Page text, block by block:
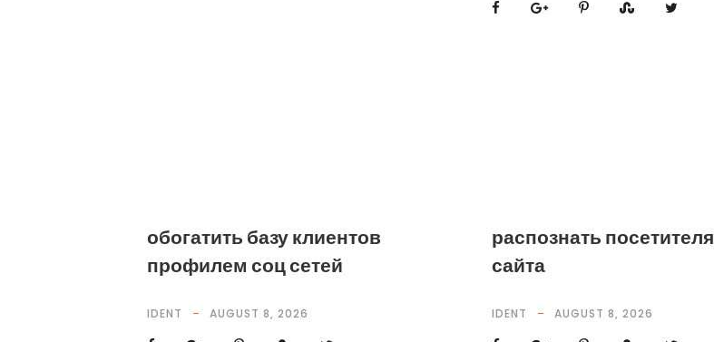
обогатить базу клиентов
профилем соц сетей
IDENT AUGUST 8, 2026
распознать посетителя
сайта
IDENT AUGUST 8, 2026